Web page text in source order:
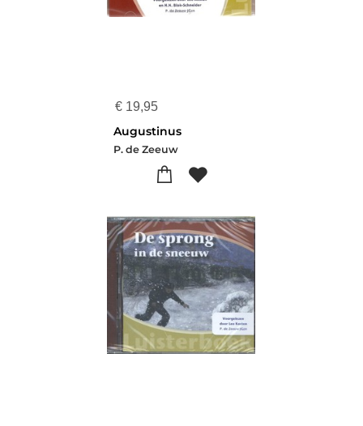
€ 19,95
Augustinus
P. de Zeeuw